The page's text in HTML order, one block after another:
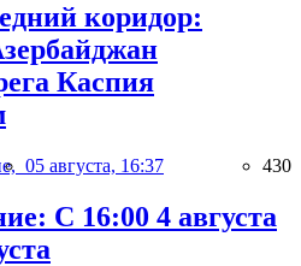
коридор:
Каспия
05 августа, 16:37 430
С 16:00 4 августа